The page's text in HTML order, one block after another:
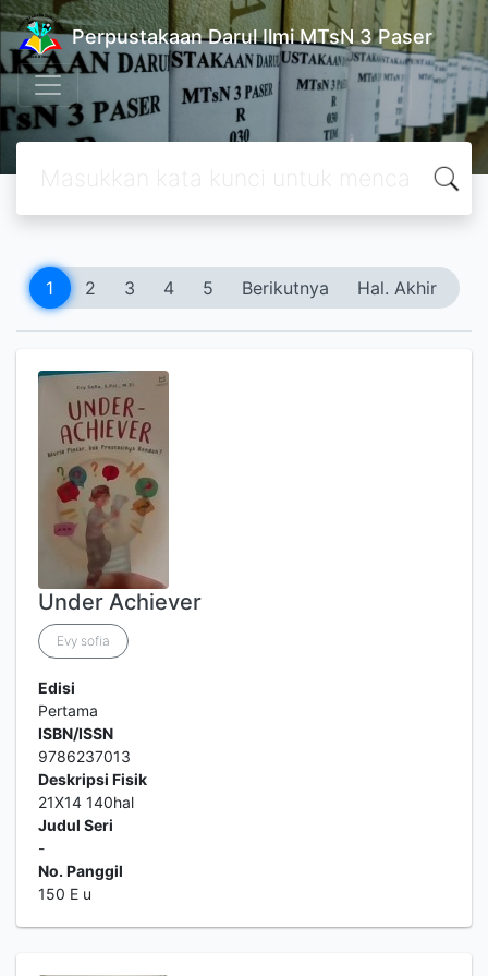
Perpustakaan Darul Ilmi MTsN 3 Paser
1 2 3 4 5 Berikutnya Hal. Akhir
Under Achiever
Evy sofia
Edisi
Pertama
ISBN/ISSN
9786237013
Deskripsi Fisik
21X14 140hal
Judul Seri
-
No. Panggil
150 E u